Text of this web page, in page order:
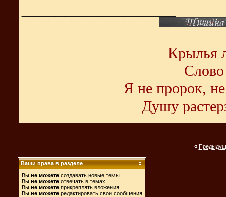
Крылья
Слово
Я не пророк,
Душу
«
Ваши права в разделе
Вы не можете создавать новые темы
Вы не можете отвечать в темах
Вы не можете прикреплять вложения
Вы не можете редактировать свои сообщения